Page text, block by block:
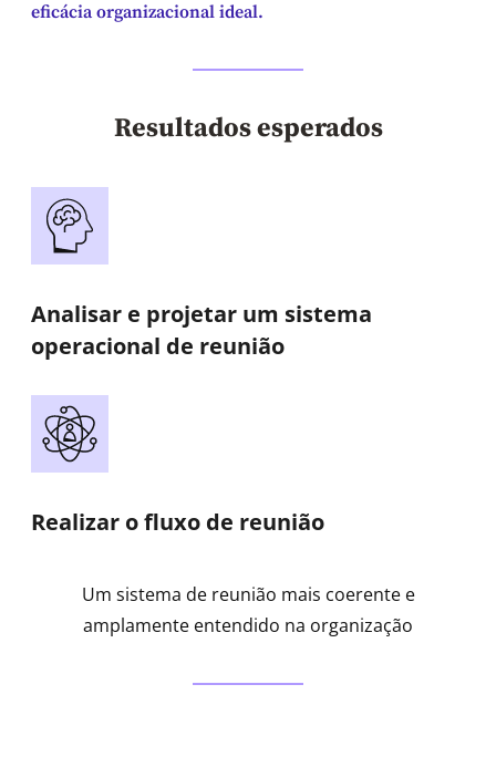
eficácia organizacional ideal.
Resultados esperados
Analisar e projetar um sistema
operacional de reunião
Realizar o fluxo de reunião
Um sistema de reunião mais coerente e
amplamente entendido na organização